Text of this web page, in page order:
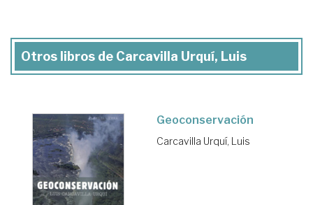
Otros libros de Carcavilla Urquí, Luis
Geoconservación
Carcavilla Urquí, Luis